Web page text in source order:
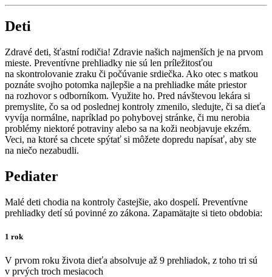
Deti
Zdravé deti, šťastní rodičia! Zdravie našich najmenších je na prvom
mieste. Preventívne prehliadky nie sú len príležitosťou
na skontrolovanie zraku či počúvanie srdiečka. Ako otec s matkou
poznáte svojho potomka najlepšie a na prehliadke máte priestor
na rozhovor s odborníkom. Využite ho. Pred návštevou lekára si
premyslite, čo sa od poslednej kontroly zmenilo, sledujte, či sa dieťa
vyvíja normálne, napríklad po pohybovej stránke, či mu nerobia
problémy niektoré potraviny alebo sa na koži neobjavuje ekzém.
Veci, na ktoré sa chcete spýtať si môžete dopredu napísať, aby ste
na niečo nezabudli.
Pediater
Malé deti chodia na kontroly častejšie, ako dospelí. Preventívne
prehliadky detí sú povinné zo zákona. Zapamätajte si tieto obdobia:
1 rok
V prvom roku života dieťa absolvuje až 9 prehliadok, z toho tri sú
v prvých troch mesiacoch